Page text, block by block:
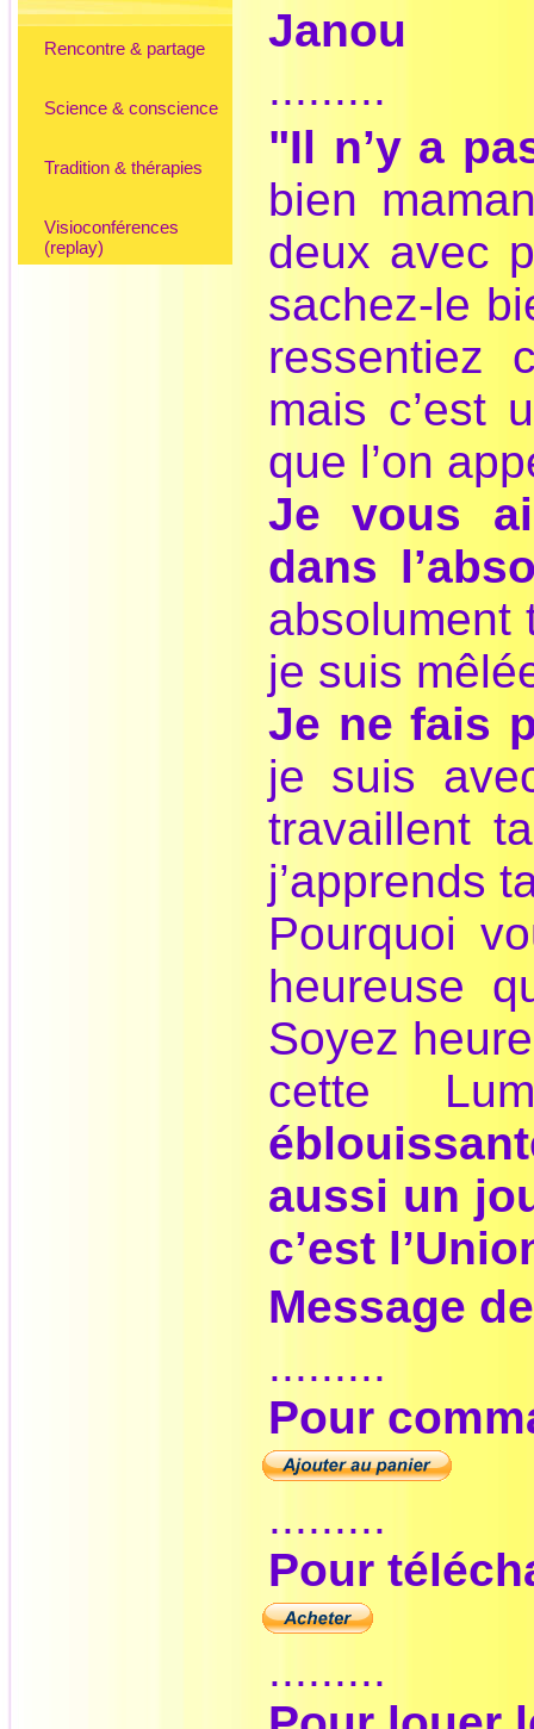
Rencontre & partage
Science & conscience
Tradition & thérapies
Visioconférences
(replay)
Janou
.........
"Il n’y a
bien
deux avec
sachez-le
ressentiez
mais c’est
que l’on
Je vous
dans
absolument
je suis
Je ne fais
je suis
travaillent
j’apprends
Pourquoi
heureuse
Soyez
cette
aussi un
c’est
Message
.........
Pour
.........
Pour
.........